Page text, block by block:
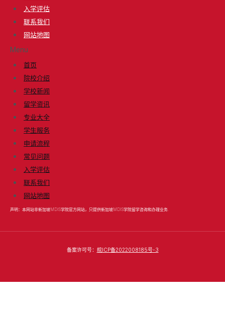
入学评估
联系我们
网站地图
Menu
首页
院校介绍
学校新闻
留学资讯
专业大全
学生服务
申请流程
常见问题
入学评估
联系我们
网站地图
声明：本网站非新加坡MDIS学院官方网站，只提供新加坡MDIS学院留学咨询和办理业务.
备案许可号： 皖ICP备2022008185号-3